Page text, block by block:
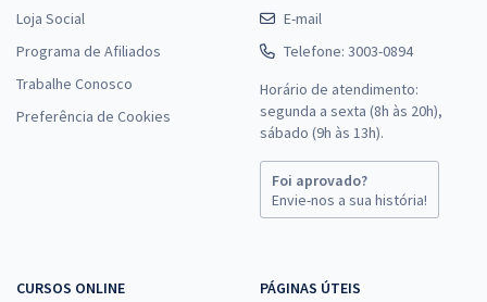
TRF 4ª Região - Tribunal Regional Federal da 4ª Região RS - Técnico
Judiciário - Área Administrativa - Especialidade: Agente da Polícia
à vista
R$42,65
TRF 4ª Região - Tribunal Regional Federal da 4ª Região RS - Analista
Loja Social
Programa de Afiliados
Trabalhe Conosco
Preferência de Cookies
E-mail
Telefone: 3003-0894
Horário de atendimento:
segunda a sexta (8h às 20h),
sábado (9h às 13h).
Foi aprovado?
Envie-nos a sua história!
CURSOS ONLINE
PÁGINAS ÚTEIS